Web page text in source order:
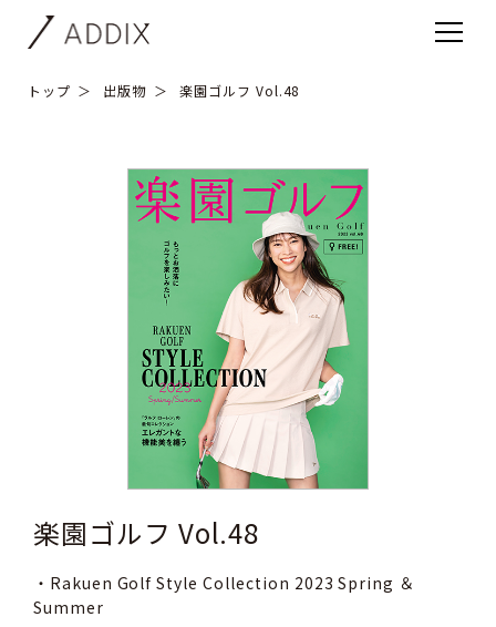
トップ 出版物 楽園ゴルフ Vol.48
楽園ゴルフ Vol.48
・Rakuen Golf Style Collection 2023 Spring ＆
Summer